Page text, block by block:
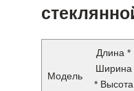
Модель
Длина *
Ширина
* Высота